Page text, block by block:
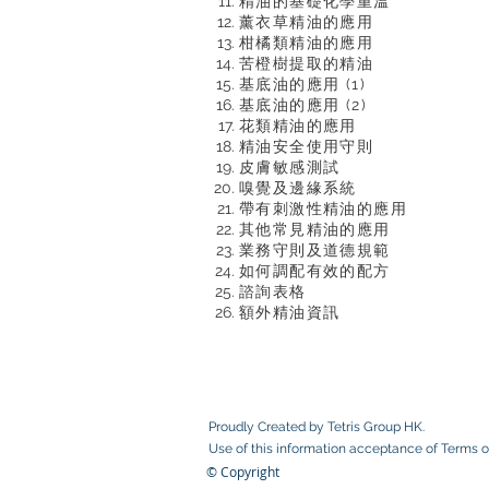
薰衣草精油的應用
柑橘類精油的應用
苦橙樹提取的精油
基底油的應用 (1)
基底油的應用 (2)
花類精油的應用
精油安全使用守則
皮膚敏感測試
嗅覺及邊緣系統
帶有刺激性精油的應用
其他常見精油的應用
業務守則及道德規範
如何調配有效的配方
諮詢表格
額外精油資訊
Proudly Created by Tetris Group HK.
Use of this information acceptance ofTerms
© Copyright